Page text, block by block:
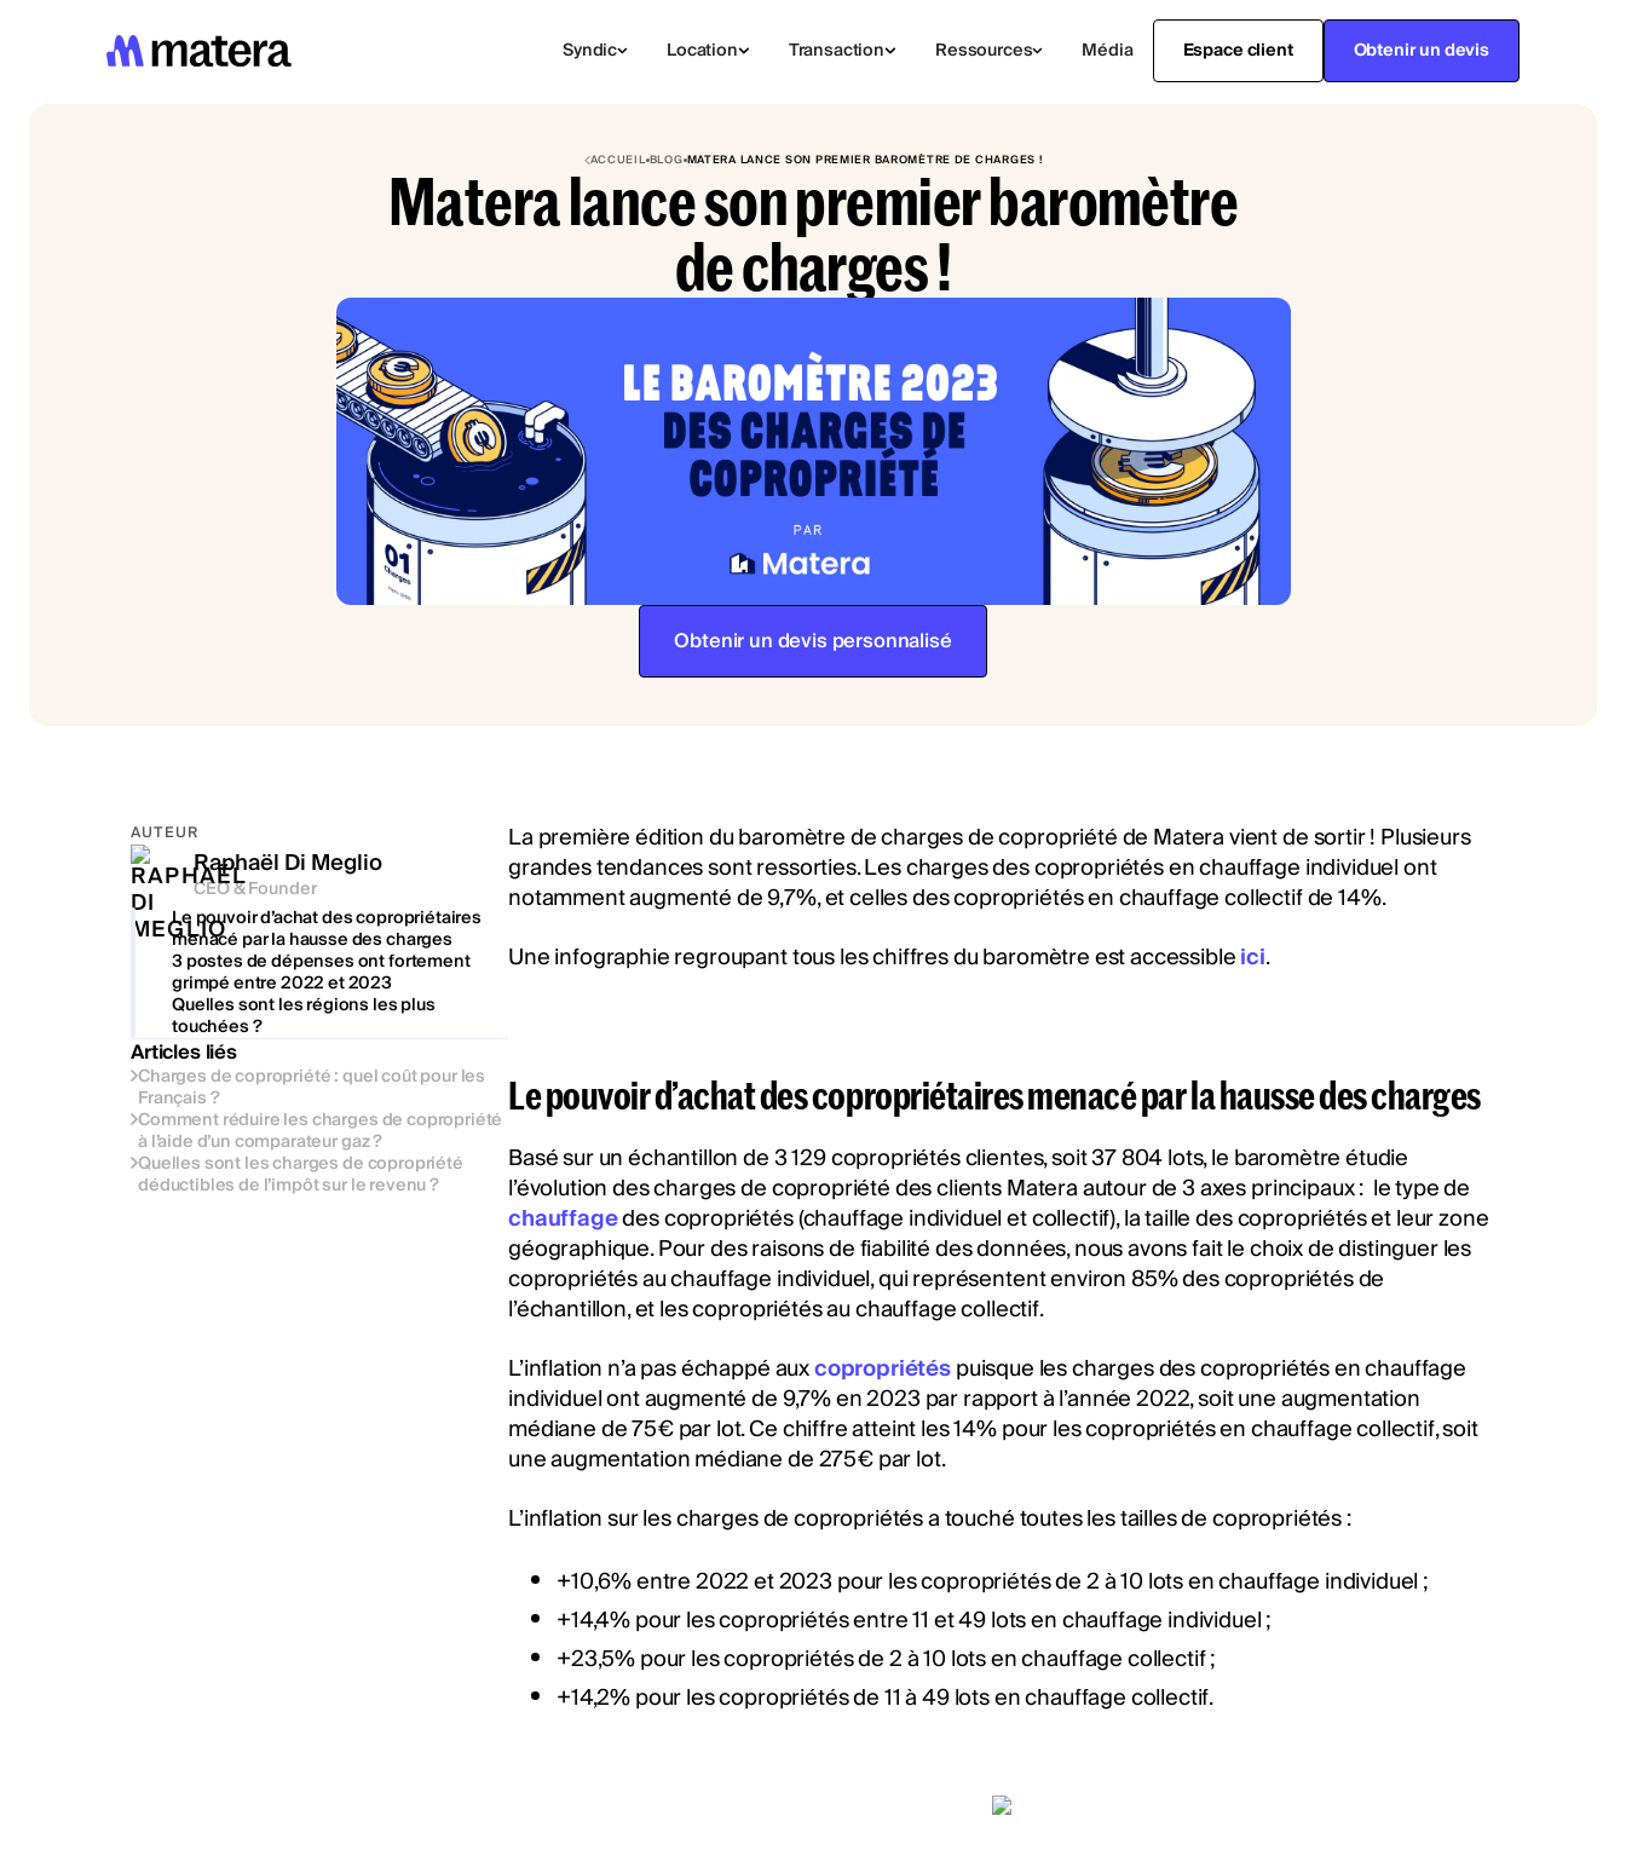
Syndic Location Transaction Ressources Média Espace client Obtenir un devis
ACCUEILBLOG MATERA LANCE SON PREMIER BAROMÈTRE DE CHARGES !
Matera lance son premier baromètre
de charges !
Obtenir un devis personnalisé
AUTEUR
Raphaël Di Meglio
CEO & Founder
Le pouvoir d’achat des copropriétaires
menacé par la hausse des charges
3 postes de dépenses ont fortement
grimpé entre 2022 et 2023
Quelles sont les régions les plus
touchées ?
Articles liés
Charges de copropriété : quel coût pour les
Français ?
Comment réduire les charges de copropriété
à l’aide d’un comparateur gaz ?
Quelles sont les charges de copropriété
déductibles de l’impôt sur le revenu ?
La première édition du baromètre de charges de copropriété de Matera vient de sortir ! Plusieurs
grandes tendances sont ressorties. Les charges des copropriétés en chauffage individuel ont
notamment augmenté de 9,7%, et celles des copropriétés en chauffage collectif de 14%.
Une infographie regroupant tous les chiffres du baromètre est accessibleici.
Le pouvoir d’achat des copropriétaires menacé par la hausse des charges
Basé sur un échantillon de 3 129 copropriétés clientes, soit 37 804 lots, le baromètre étudie
l’évolution des charges de copropriété des clients Matera autour de 3 axes principaux : le type de
chauffagedes copropriétés (chauffage individuel et collectif), la taille des copropriétés et leur zone
géographique. Pour des raisons de fiabilité des données, nous avons fait le choix de distinguer les
copropriétés au chauffage individuel, qui représentent environ 85% des copropriétés de
l’échantillon, et les copropriétés au chauffage collectif.
L’inflation n’a pas échappé auxcopropriétéspuisque les charges des copropriétés en chauffage
individuel ont augmenté de 9,7% en 2023 par rapport à l’année 2022, soit une augmentation
médiane de 75€ par lot. Ce chiffre atteint les 14% pour les copropriétés en chauffage collectif, soit
une augmentation médiane de 275€ par lot.
L’inflation sur les charges de copropriétés a touché toutes les tailles de copropriétés :
+10,6% entre 2022 et 2023 pour les copropriétés de 2 à 10 lots en chauffage individuel ;
+14,4% pour les copropriétés entre 11 et 49 lots en chauffage individuel ;
+23,5% pour les copropriétés de 2 à 10 lots en chauffage collectif ;
+14,2% pour les copropriétés de 11 à 49 lots en chauffage collectif.